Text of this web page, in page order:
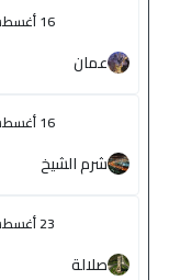
16 أغسطس 2026
عمان
16 أغسطس 2026
شرم الشيخ
23 أغسطس 2026
صلالة